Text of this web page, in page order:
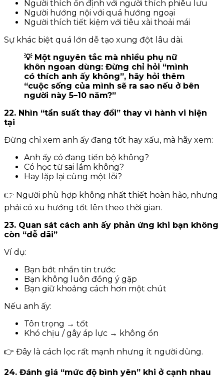
Người thích ổn định với người thích phiêu lưu
Người hướng nội với quá hướng ngoại
Người thích tiết kiệm với tiêu xài thoải mái
Sự khác biệt quá lớn dễ tạo xung đột lâu dài.
💡 Một nguyên tắc mà nhiều phụ nữ
khôn ngoan dùng: Đừng chỉ hỏi “mình
có thích anh ấy không”, hãy hỏi thêm
“cuộc sống của mình sẽ ra sao nếu ở bên
người này 5–10 năm?”
22. Nhìn “tần suất thay đổi” thay vì hành vi hiện
tại
Đừng chỉ xem anh ấy đang tốt hay xấu, mà hãy xem:
Anh ấy có đang tiến bộ không?
Có học từ sai lầm không?
Hay lặp lại cùng một lỗi?
👉 Người phù hợp không nhất thiết hoàn hảo, nhưng
phải có xu hướng tốt lên theo thời gian.
23. Quan sát cách anh ấy phản ứng khi bạn không
còn “dễ dãi”
Ví dụ:
Bạn bớt nhắn tin trước
Bạn không luôn đồng ý gặp
Bạn giữ khoảng cách hơn một chút
Nếu anh ấy:
Tôn trọng → tốt
Khó chịu / gây áp lực → không ổn
👉 Đây là cách lọc rất mạnh nhưng ít người dùng.
24. Đánh giá “mức độ bình yên” khi ở cạnh nhau